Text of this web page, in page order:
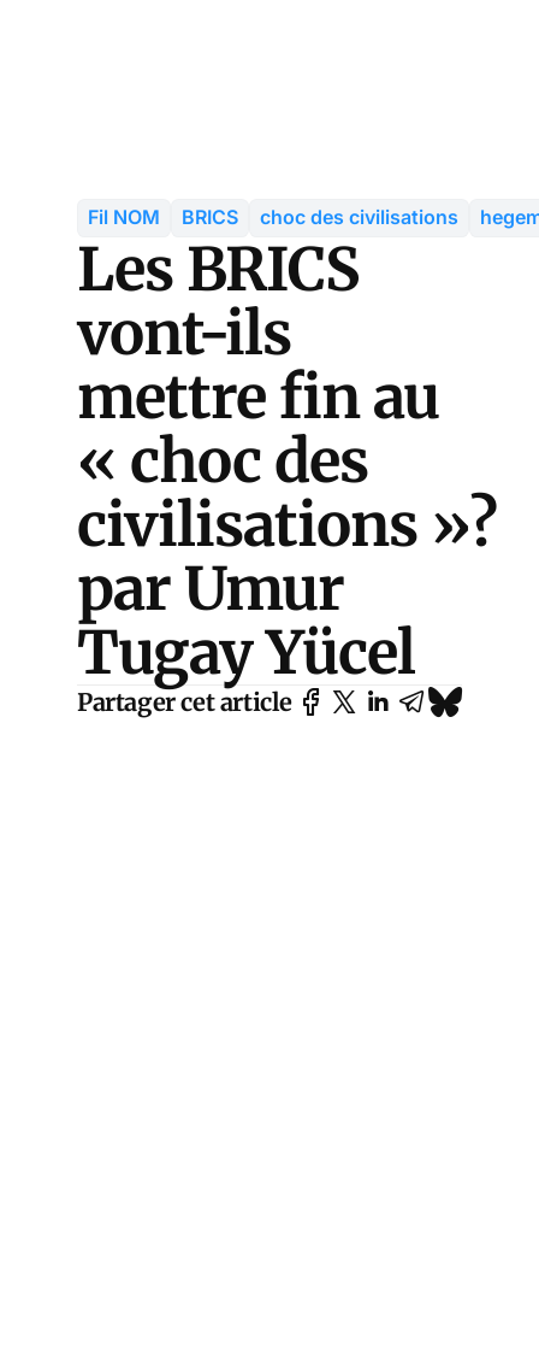
Fil NOM BRICS choc des civilisations
Les BRICS
vont-ils
mettre fin au
« choc des
civilisations »?
par Umur
Tugay Yücel
Partager cet article